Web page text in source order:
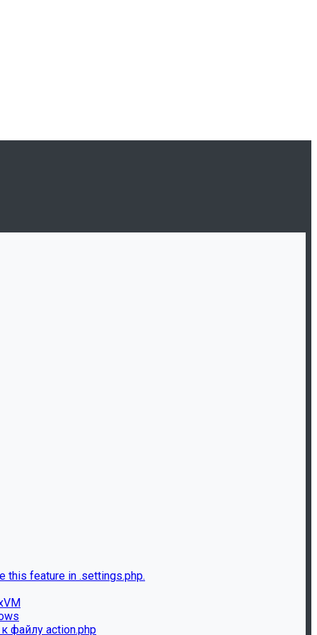
this feature in .settings.php.
файлу action.php